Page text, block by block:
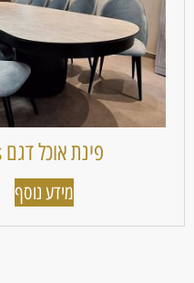
פינת אוכל דגם es
מידע נוסף